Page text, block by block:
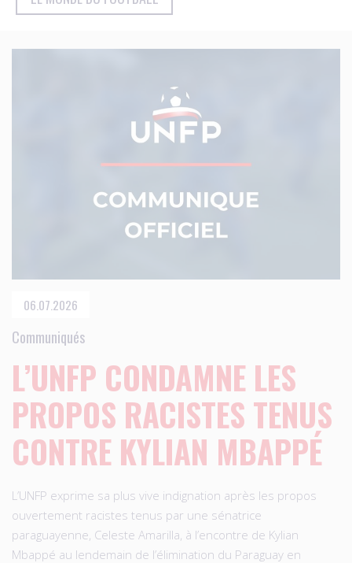
06.07.2026
Communiqués
L’UNFP CONDAMNE LES
PROPOS RACISTES TENUS
CONTRE KYLIAN MBAPPÉ
L’UNFP exprime sa plus vive indignation après les propos
ouvertement racistes tenus par une sénatrice
paraguayenne, Celeste Amarilla, à l’encontre de Kylian
Mbappé au lendemain de l’élimination du Paraguay en